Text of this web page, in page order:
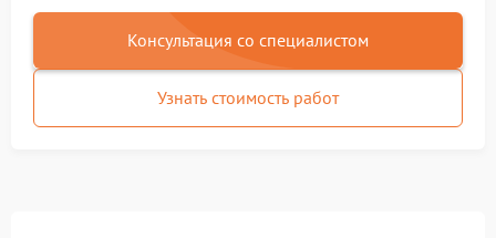
Консультация со специалистом
Узнать стоимость работ